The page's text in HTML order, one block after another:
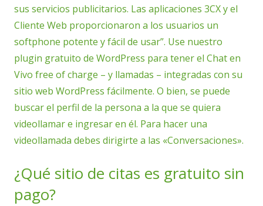
sus servicios publicitarios. Las aplicaciones 3CX y el
Cliente Web proporcionaron a los usuarios un
softphone potente y fácil de usar”. Use nuestro
plugin gratuito de WordPress para tener el Chat en
Vivo free of charge – y llamadas – integradas con su
sitio web WordPress fácilmente. O bien, se puede
buscar el perfil de la persona a la que se quiera
videollamar e ingresar en él. Para hacer una
videollamada debes dirigirte a las «Conversaciones».
¿Qué sitio de citas es gratuito sin
pago?